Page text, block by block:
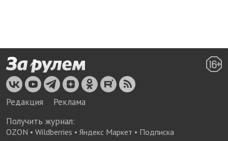
Редакция
Реклама
Получить журнал:
OZON • Wildberries • Яндекс Маркет • Подписка